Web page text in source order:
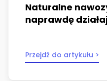
Naturalne
naprawdę
Przejdź do artykułu >